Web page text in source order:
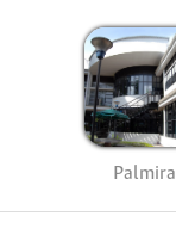
Palmira